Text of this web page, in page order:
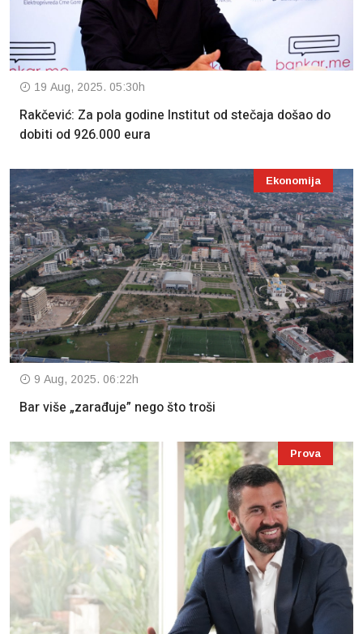
19 Aug, 2025. 05:30h
Rakčević: Za pola godine Institut od stečaja došao do
dobiti od 926.000 eura
Ekonomija
9 Aug, 2025. 06:22h
Bar više „zarađuje” nego što troši
Prova